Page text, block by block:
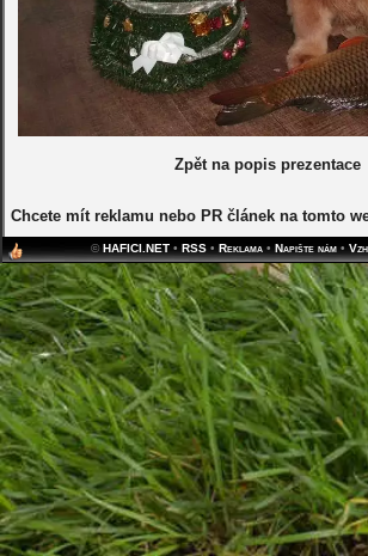
Zpět na popis prezentace
Chcete mít reklamu nebo PR článek na tomto
©HAFICI.NET •RSS •Reklama •Napište nám •